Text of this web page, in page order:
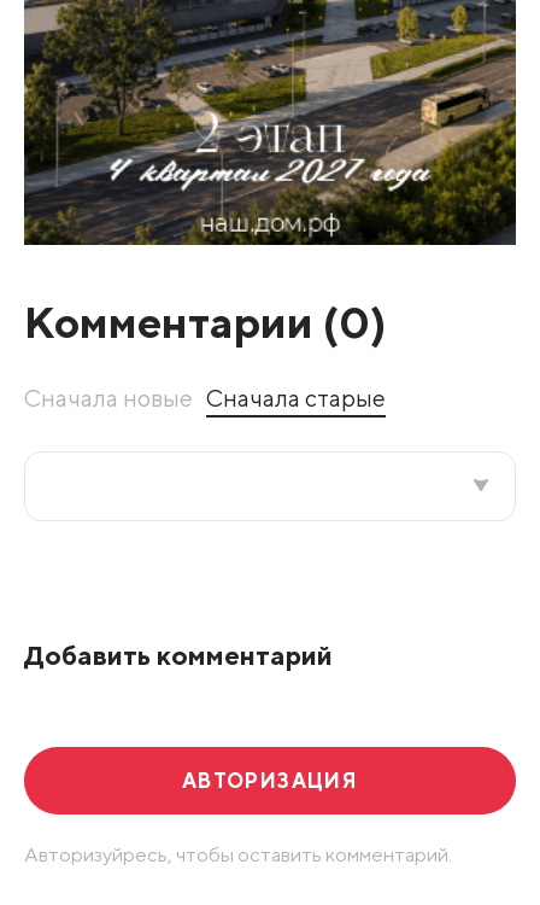
Комментарии (0)
Сначала новые Сначала старые
Добавить комментарий
АВТОРИЗАЦИЯ
Авторизуйресь, чтобы оставить комментарий.